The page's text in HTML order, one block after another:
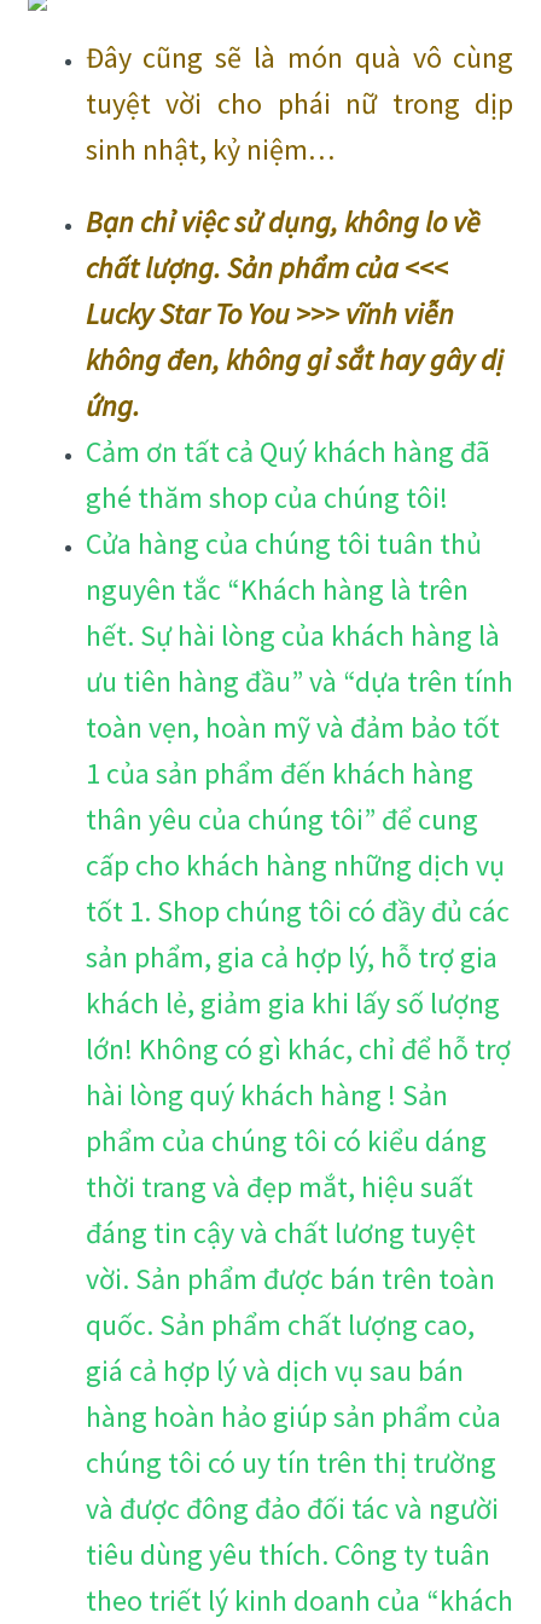
Đây cũng sẽ là món quà vô cùng
tuyệt vời cho phái nữ trong dịp
sinh nhật, kỷ niệm…
Bạn chỉ việc sử dụng, không lo về
chất lượng. Sản phẩm của <<<
Lucky Star To You >>> vĩnh viễn
không đen, không gỉ sắt hay gây dị
ứng.
Cảm ơn tất cả Quý khách hàng đã
ghé thăm shop của chúng tôi!
Cửa hàng của chúng tôi tuân thủ
nguyên tắc “Khách hàng là trên
hết. Sự hài lòng của khách hàng là
ưu tiên hàng đầu” và “dựa trên tính
toàn vẹn, hoàn mỹ và đảm bảo tốt
1 của sản phẩm đến khách hàng
thân yêu của chúng tôi” để cung
cấp cho khách hàng những dịch vụ
tốt 1. Shop chúng tôi có đầy đủ các
sản phẩm, gia cả hợp lý, hỗ trợ gia
khách lẻ, giảm gia khi lấy số lượng
lớn! Không có gì khác, chỉ để hỗ trợ
hài lòng quý khách hàng ! Sản
phẩm của chúng tôi có kiểu dáng
thời trang và đẹp mắt, hiệu suất
đáng tin cậy và chất lương tuyệt
vời. Sản phẩm được bán trên toàn
quốc. Sản phẩm chất lượng cao,
giá cả hợp lý và dịch vụ sau bán
hàng hoàn hảo giúp sản phẩm của
chúng tôi có uy tín trên thị trường
và được đông đảo đối tác và người
tiêu dùng yêu thích. Công ty tuân
theo triết lý kinh doanh của “khách